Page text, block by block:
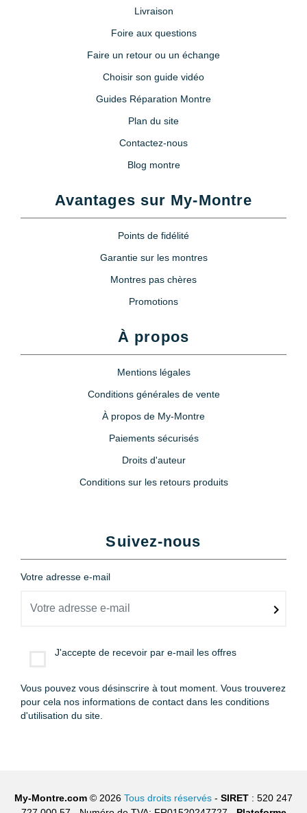
Livraison
Foire aux questions
Faire un retour ou un échange
Choisir son guide vidéo
Guides Réparation Montre
Plan du site
Contactez-nous
Blog montre
Avantages sur My-Montre
Points de fidélité
Garantie sur les montres
Montres pas chères
Promotions
À propos
Mentions légales
Conditions générales de vente
À propos de My-Montre
Paiements sécurisés
Droits d'auteur
Conditions sur les retours produits
Suivez-nous
Votre adresse e-mail
J'accepte de recevoir par e-mail les offres
Vous pouvez vous désinscrire à tout moment. Vous trouverez
pour cela nos informations de contact dans les conditions
d'utilisation du site.
My-Montre.com © 2026 Tous droits réservés - SIRET : 520 247